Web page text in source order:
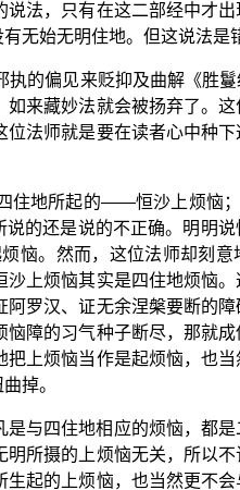
法，只有在这二部经中才
无始无明住地。但这说法是
的偏见来贬抑及曲解《胜
来藏妙法就会被扬弃了。
法师就是要在读者心中种
住地所起的——恒沙上烦恼
的还是说的不正确。明明
恼。然而，这位法师却刻
上烦恼其实是四住地烦恼
罗汉、证无余涅槃要断的
障的习气种子断尽，那就
上烦恼当作是起烦恼，也
掉。
与四住地相应的烦恼，都
所摄的上烦恼无关，所以
起的上烦恼，也当然更不